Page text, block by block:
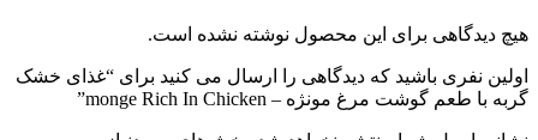
هیچ دیدگاهی برای این محصول نوشته نشده است.
اولین نفری باشید که دیدگاهی را ارسال می کنید برای “غذای خشک
گربه با طعم گوشت مرغ مونژه – monge Rich In Chicken”